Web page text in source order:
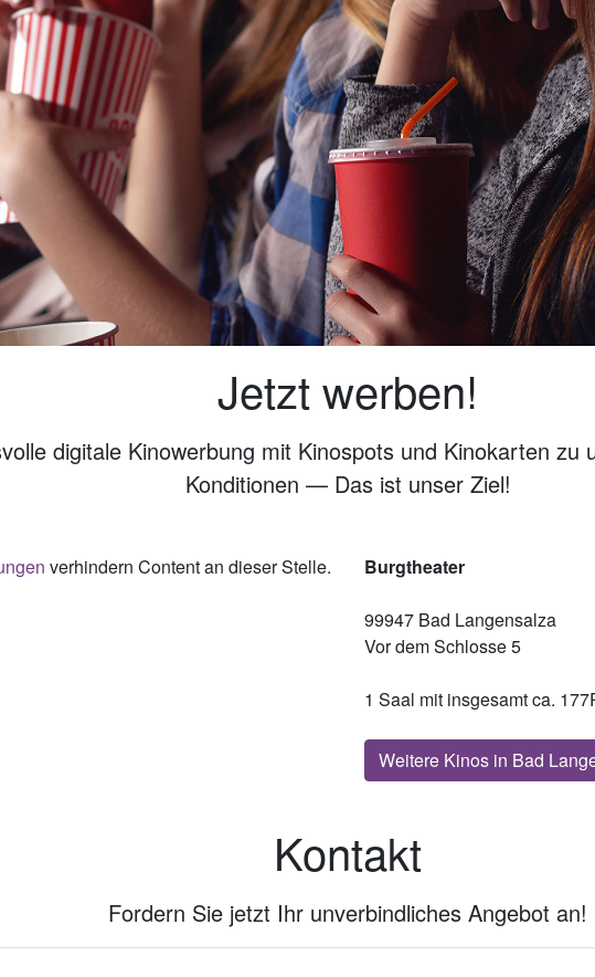
Jetzt werben!
digitale Kinowerbung mit Kinospots und Kinokarten zu
Konditionen — Das ist unser Ziel!
verhindern Content an dieser Stelle. Burgtheater
99947 Bad Langensalza
Vor dem Schlosse 5
1 Saal mit insgesamt ca.
Weitere Kinos in Bad
Kontakt
Fordern Sie jetzt Ihr unverbindliches Angebot an!